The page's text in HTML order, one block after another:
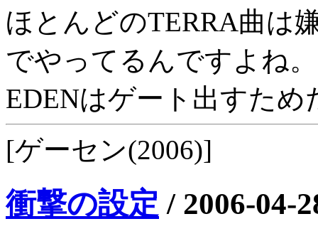
ほとんどのTERRA曲は
でやってるんですよね。
EDENはゲート出すため
[ゲーセン(2006)]
衝撃の設定 / 2006-04-